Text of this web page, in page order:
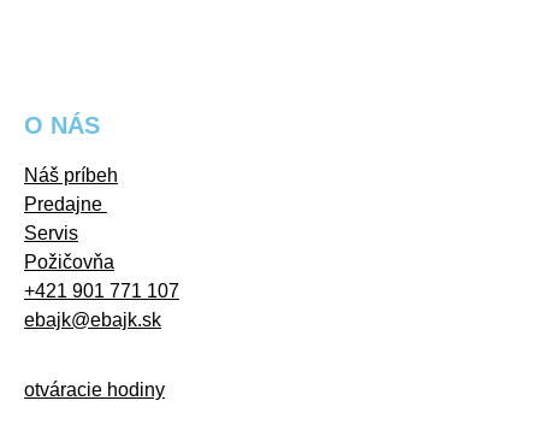
O NÁS
Náš príbeh
Predajne
Servis
Požičovňa
+421 901 771 107
ebajk@ebajk.sk
otváracie hodiny